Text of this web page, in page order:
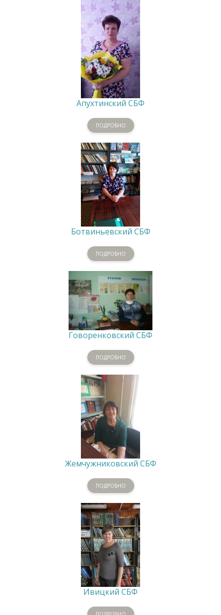
Апухтинский СБФ
ПОДРОБНО
Ботвиньевский СБФ
ПОДРОБНО
Говоренковский СБФ
ПОДРОБНО
Жемчужниковский СБФ
ПОДРОБНО
Ивицкий СБФ